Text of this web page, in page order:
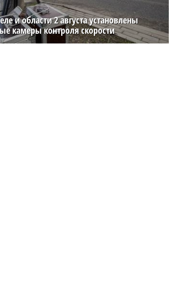
и области 2 августа установлены
камеры контроля скорости